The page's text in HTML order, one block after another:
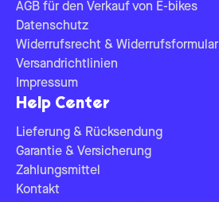
AGB für den Verkauf von E-bikes
Datenschutz
Widerrufsrecht & Widerrufsformular
Versandrichtlinien
Impressum
Help Center
Lieferung & Rücksendung
Garantie & Versicherung
Zahlungsmittel
Kontakt